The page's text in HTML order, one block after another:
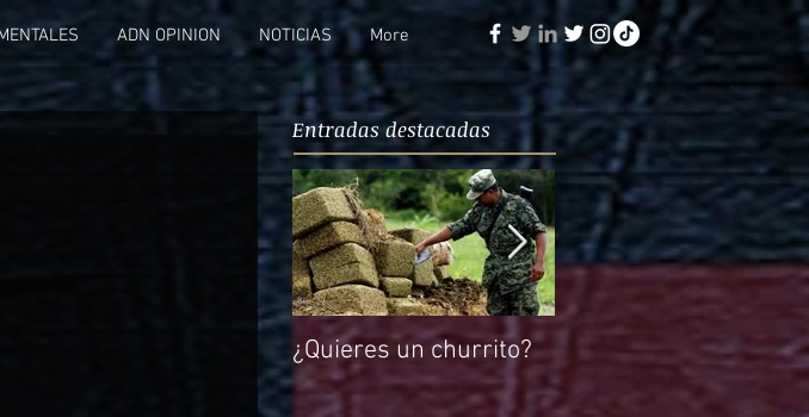
ADN OPINION NOTICIAS More
Entradas destacadas
¿Quieres un churrito? El reto de Rocío